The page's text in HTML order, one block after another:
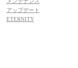
アップデート
ETERNITY